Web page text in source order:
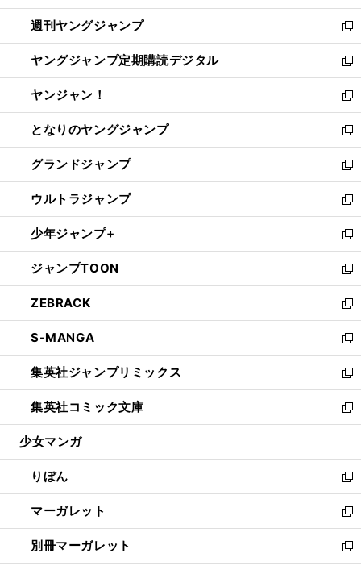
開
く
ウ
で
開
く
ン
ド
ウ
で
開
く
ウ
ィ
ン
ド
ウ
で
開
く
週刊ヤングジャンプ
新
し
い
ウ
ィ
ン
ド
ウ
で
開
く
ヤングジャンプ定期購読デジタル
新
し
い
ウ
ィ
ン
ド
ウ
で
開
く
ヤンジャン！
新
し
い
ウ
ィ
ン
ド
ウ
で
開
く
となりのヤングジャンプ
新
し
い
ウ
ィ
ン
ド
ウ
で
開
く
グランドジャンプ
新
し
い
ウ
ィ
ン
ド
ウ
で
開
く
ウルトラジャンプ
新
し
い
ウ
ィ
ン
ド
ウ
で
開
く
少年ジャンプ+
新
し
い
ウ
ィ
ン
ド
ウ
で
開
く
ジャンプTOON
新
し
い
ウ
ィ
ン
ド
ウ
で
開
ZEBRACK
新
し
い
ウ
ィ
ン
ド
ウ
開
く
S-MANGA
新
し
い
ウ
ィ
ン
ウ
で
開
く
集英社ジャンプリミックス
新
し
い
ウ
ン
ド
ウ
で
開
く
集英社コミック文庫
新
し
ウ
ィ
ン
ド
ウ
で
開
少女マンガ
りぼん
新
し
い
ウ
ィ
マーガレット
新
し
い
別冊マーガレット
新